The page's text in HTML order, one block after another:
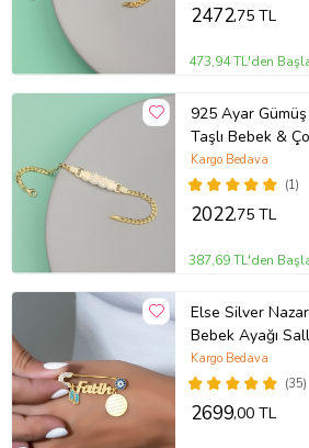
2472,75 TL
473,94 TL'den
925 Ayar
Taşlı Bebek &
(1)
Kargo Bedava
2022,75 TL
387,69 TL'den
Else Silver
Bebek Ayağı
(Gold)
(35)
Kargo Bedava
2699,00 TL